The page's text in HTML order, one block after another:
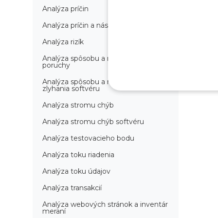
Analýza príčin
Analýza príčin a následkov
Analýza rizík
Analýza spôsobu a následkov
poruchy
Analýza spôsobu a následkov
zlyhania softvéru
Analýza stromu chýb
Analýza stromu chýb softvéru
Analýza testovacieho bodu
Analýza toku riadenia
Analýza toku údajov
Analýza transakcií
Analýza webových stránok a inventár
meraní